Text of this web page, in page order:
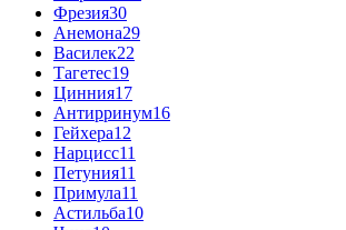
Фрезия30
Анемона29
Василек22
Тагетес19
Цинния17
Антирринум16
Гейхера12
Нарцисс11
Петуния11
Примула11
Астильба10